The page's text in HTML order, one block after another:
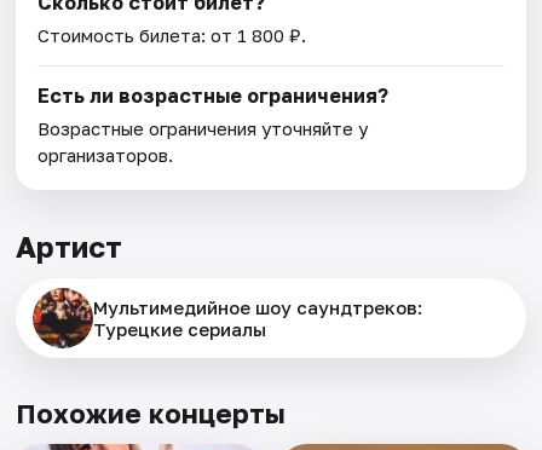
Стоимость билета: от 1 800 ₽.
Есть ли возрастные ограничения?
Возрастные ограничения уточняйте у
организаторов.
Артист
Мультимедийное шоу саундтреков:
Турецкие сериалы
Похожие концерты